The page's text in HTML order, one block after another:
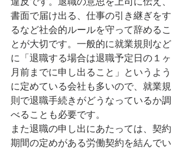
書面で届け出る、仕事の引き継ぎをす
るなど社会的ルールを守って辞めるこ
とが大切です。一般的に就業規則など
に「退職する場合は退職予定日の１ヶ
月前までに申し出ること」というよう
に定めている会社も多いので、就業規
則で退職手続きがどうなっているか調
べることも必要です。
また退職の申し出にあたっては、契約
期間の定めがある労働契約を結んでい